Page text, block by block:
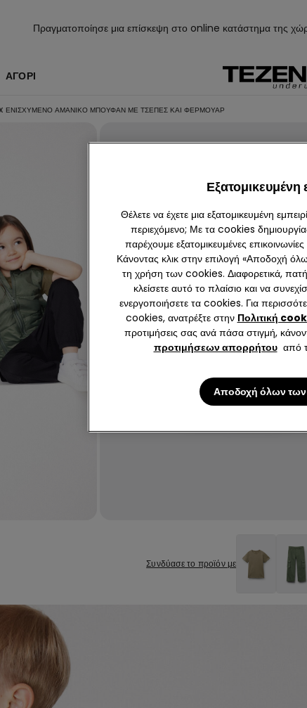
Πραγματοποίησε μια επίσκεψη στο online κατάστημα της
ΑΓΌΡΙ
ΕΝΙΣΧΥΜΈΝΟ ΑΜΆΝΙΚΟ ΜΠΟΥΦΆΝ ΜΕ ΤΣΈΠΕΣ ΚΑΙ ΦΕΡΜΟΥΆΡ
Συνδύασε το προϊόν με
Εξατομικευμένη
Θέλετε να έχετε μια εξατομικευμένη
περιεχόμενο; Με τα cookies
παρέχουμε εξατομικευμένες
Κάνοντας κλικ στην επιλογή «Αποδοχή
τη χρήση των cookies. Διαφορετικά,
κλείσετε αυτό το πλαίσιο και να
ενεργοποιήσετε τα cookies. Για
cookies, ανατρέξτε στην Πολιτική
προτιμήσεις σας ανά πάσα στιγμή,
προτιμήσεων απορρήτουαπό
Αποδοχή όλων